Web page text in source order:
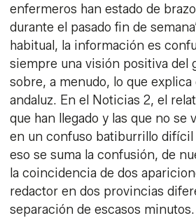
enfermeros han estado de
durante el pasado fin de
habitual, la información es
siempre una visión positiva del
sobre, a menudo, lo que
andaluz. En el Noticias 2, el
que han llegado y las que no se
en un confuso batiburrillo difícil
eso se suma la confusión, de
la coincidencia de dos
redactor en dos provincias
separación de escasos